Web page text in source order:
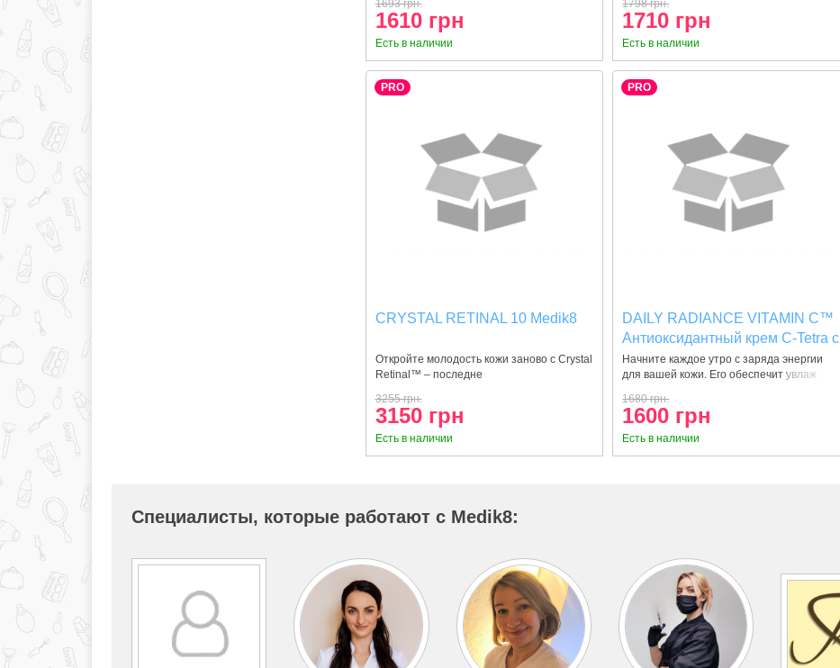
1693 грн.
1610 грн
Есть в наличии
1798 грн.
1710 грн
Есть в наличии
PRO
CRYSTAL RETINAL 10 Medik8
Откройте молодость кожи заново с Crystal
Retinal™ – последне
3255 грн.
3150 грн
Есть в наличии
PRO
DAILY RADIANCE VITAMIN C™
Антиоксидантный крем C-Tetra с
SPF 30
Начните каждое утро с заряда энергии
для вашей кожи. Его обеспечит увлаж
1680 грн.
1600 грн
Есть в наличии
Специалисты, которые работают с Medik8: